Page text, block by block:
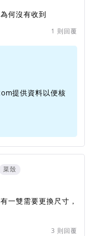
何沒有收到
1 則回覆
提供資料以便核
菜殼
一雙需要更換尺寸，
3 則回覆